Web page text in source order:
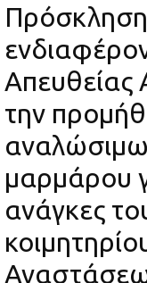
Απευθείας
την
μαρμάρου
ανάγκες